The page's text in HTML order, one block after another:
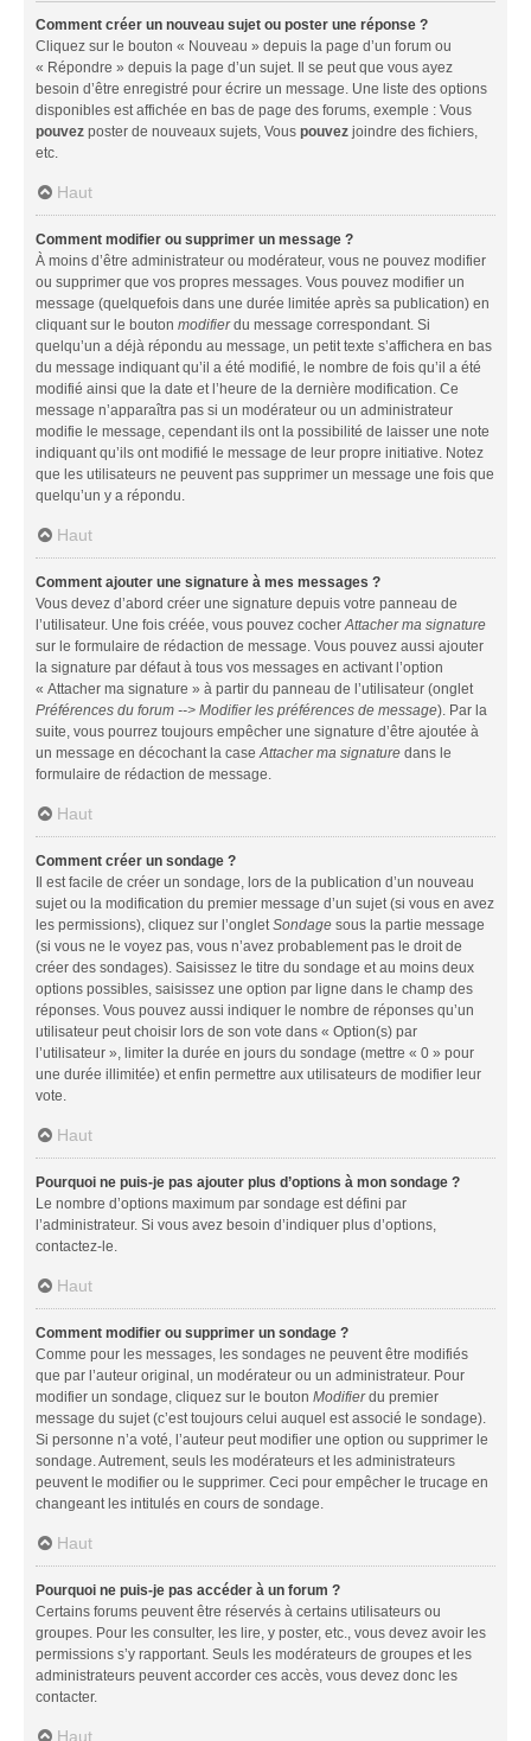
Comment créer un nouveau sujet ou poster une réponse ?
Cliquez sur le bouton « Nouveau » depuis la page d’un forum ou
« Répondre » depuis la page d’un sujet. Il se peut que vous ayez
besoin d’être enregistré pour écrire un message. Une liste des options
disponibles est affichée en bas de page des forums, exemple : Vous
pouvez poster de nouveaux sujets, Vous pouvez joindre des fichiers,
etc.
Haut
Comment modifier ou supprimer un message ?
À moins d’être administrateur ou modérateur, vous ne pouvez modifier
ou supprimer que vos propres messages. Vous pouvez modifier un
message (quelquefois dans une durée limitée après sa publication) en
cliquant sur le bouton modifierdu message correspondant. Si
quelqu’un a déjà répondu au message, un petit texte s’affichera en bas
du message indiquant qu’il a été modifié, le nombre de fois qu’il a été
modifié ainsi que la date et l’heure de la dernière modification. Ce
message n’apparaîtra pas si un modérateur ou un administrateur
modifie le message, cependant ils ont la possibilité de laisser une note
indiquant qu’ils ont modifié le message de leur propre initiative. Notez
que les utilisateurs ne peuvent pas supprimer un message une fois que
quelqu’un y a répondu.
Haut
Comment ajouter une signature à mes messages ?
Vous devez d’abord créer une signature depuis votre panneau de
l’utilisateur. Une fois créée, vous pouvez cocherAttacher ma signature
sur le formulaire de rédaction de message. Vous pouvez aussi ajouter
la signature par défaut à tous vos messages en activant l’option
« Attacher ma signature » à partir du panneau de l’utilisateur (onglet
Préférences du forum --> Modifier les préférences de message). Par la
suite, vous pourrez toujours empêcher une signature d’être ajoutée à
un message en décochant la caseAttacher ma signature dans le
formulaire de rédaction de message.
Haut
Comment créer un sondage ?
Il est facile de créer un sondage, lors de la publication d’un nouveau
sujet ou la modification du premier message d’un sujet (si vous en avez
les permissions), cliquez sur l’ongletSondage sous la partie message
(si vous ne le voyez pas, vous n’avez probablement pas le droit de
créer des sondages). Saisissez le titre du sondage et au moins deux
options possibles, saisissez une option par ligne dans le champ des
réponses. Vous pouvez aussi indiquer le nombre de réponses qu’un
utilisateur peut choisir lors de son vote dans « Option(s) par
l’utilisateur », limiter la durée en jours du sondage (mettre « 0 » pour
une durée illimitée) et enfin permettre aux utilisateurs de modifier leur
vote.
Haut
Pourquoi ne puis-je pas ajouter plus d’options à mon sondage ?
Le nombre d’options maximum par sondage est défini par
l’administrateur. Si vous avez besoin d’indiquer plus d’options,
contactez-le.
Haut
Comment modifier ou supprimer un sondage ?
Comme pour les messages, les sondages ne peuvent être modifiés
que par l’auteur original, un modérateur ou un administrateur. Pour
modifier un sondage, cliquez sur le bouton Modifierdu premier
message du sujet (c’est toujours celui auquel est associé le sondage).
Si personne n’a voté, l’auteur peut modifier une option ou supprimer le
sondage. Autrement, seuls les modérateurs et les administrateurs
peuvent le modifier ou le supprimer. Ceci pour empêcher le trucage en
changeant les intitulés en cours de sondage.
Haut
Pourquoi ne puis-je pas accéder à un forum ?
Certains forums peuvent être réservés à certains utilisateurs ou
groupes. Pour les consulter, les lire, y poster, etc., vous devez avoir les
permissions s’y rapportant. Seuls les modérateurs de groupes et les
administrateurs peuvent accorder ces accès, vous devez donc les
contacter.
Haut